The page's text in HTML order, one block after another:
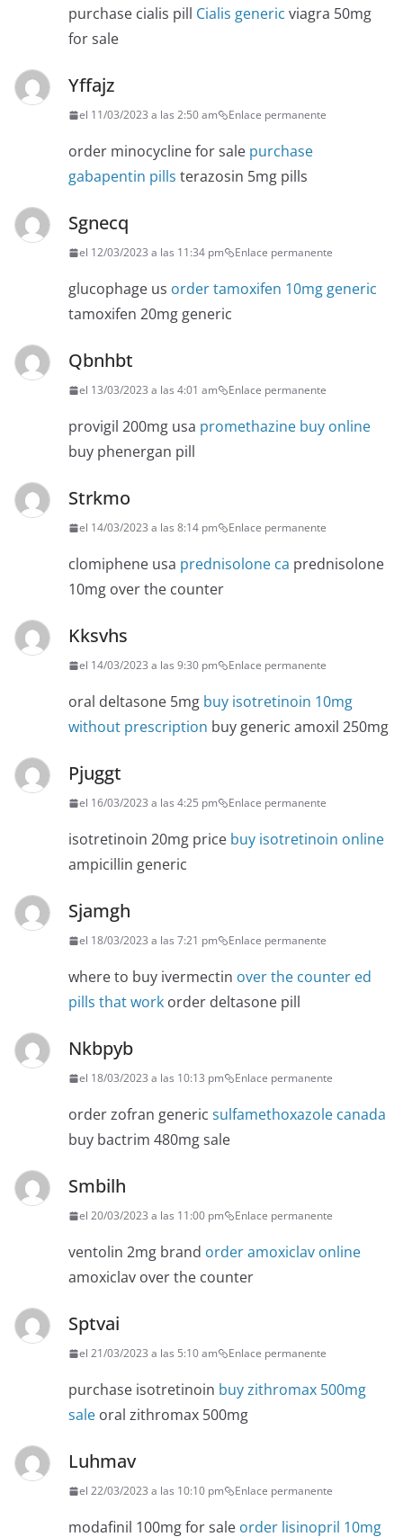
purchase cialis pill Cialis generic viagra 50mg
for sale
Yffajz
el 11/03/2023 a las 2:50 am Enlace permanente
order minocycline for sale purchase
gabapentin pills terazosin 5mg pills
Sgnecq
el 12/03/2023 a las 11:34 pm Enlace permanente
glucophage us order tamoxifen 10mg generic
tamoxifen 20mg generic
Qbnhbt
el 13/03/2023 a las 4:01 am Enlace permanente
provigil 200mg usa promethazine buy online
buy phenergan pill
Strkmo
el 14/03/2023 a las 8:14 pm Enlace permanente
clomiphene usa prednisolone ca prednisolone
10mg over the counter
Kksvhs
el 14/03/2023 a las 9:30 pm Enlace permanente
oral deltasone 5mg buy isotretinoin 10mg
without prescription buy generic amoxil 250mg
Pjuggt
el 16/03/2023 a las 4:25 pm Enlace permanente
isotretinoin 20mg price buy isotretinoin online
ampicillin generic
Sjamgh
el 18/03/2023 a las 7:21 pm Enlace permanente
where to buy ivermectin over the counter ed
pills that work order deltasone pill
Nkbpyb
el 18/03/2023 a las 10:13 pm Enlace permanente
order zofran generic sulfamethoxazole canada
buy bactrim 480mg sale
Smbilh
el 20/03/2023 a las 11:00 pm Enlace permanente
ventolin 2mg brand order amoxiclav online
amoxiclav over the counter
Sptvai
el 21/03/2023 a las 5:10 am Enlace permanente
purchase isotretinoin buy zithromax 500mg
sale oral zithromax 500mg
Luhmav
el 22/03/2023 a las 10:10 pm Enlace permanente
modafinil 100mg for sale order lisinopril 10mg